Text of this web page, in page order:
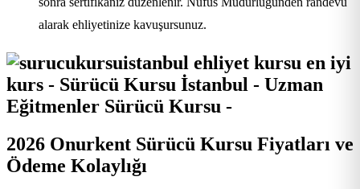
alarak ehliyetinize kavuşursunuz.
2026 Onurkent Sürücü Kursu Fiyatları ve
Ödeme Kolaylığı